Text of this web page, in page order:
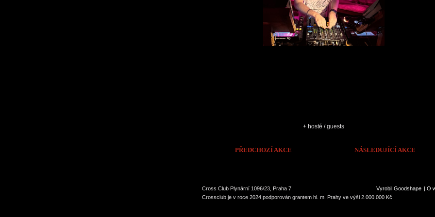
+ hosté / guests
NÁSLEDUJÍCÍ AKCE
PŘEDCHOZÍ AKCE
Cross Club Plynární 1096/23, Praha 7 Vyrobil Goodshape | O
Crossclub je v roce 2024 podporován grantem hl. m. Prahy ve výši 2.000.000 Kč